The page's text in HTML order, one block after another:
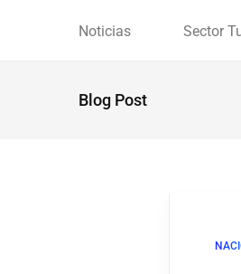
Noticias Sector
Blog Post